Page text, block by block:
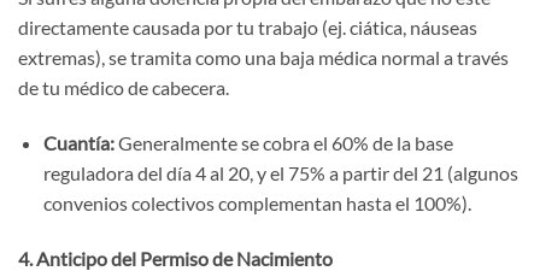
directamente causada por tu trabajo (ej. ciática, náuseas
extremas), se tramita como una baja médica normal a través
de tu médico de cabecera.
Cuantía:Generalmente se cobra el 60% de la base
reguladora del día 4 al 20, y el 75% a partir del 21 (algunos
convenios colectivos complementan hasta el 100%).
4. Anticipo del Permiso de Nacimiento